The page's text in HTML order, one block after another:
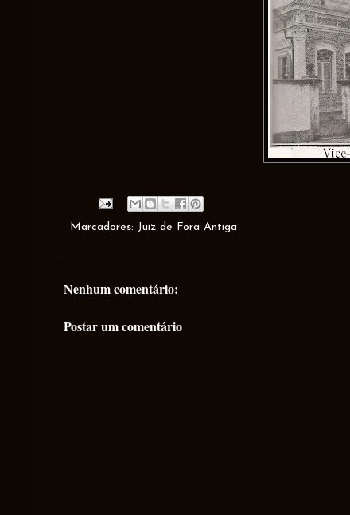
Marcadores: Juiz de Fora Antiga
Nenhum comentário:
Postar um comentário